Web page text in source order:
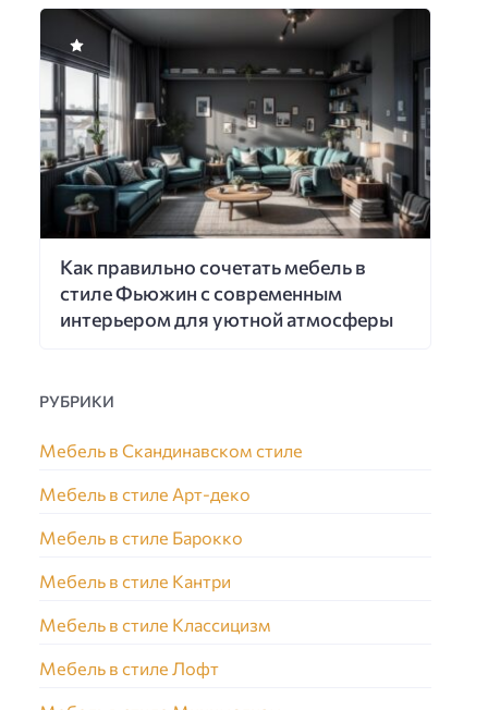
Как правильно сочетать мебель в
стиле Фьюжин с современным
интерьером для уютной атмосферы
РУБРИКИ
Мебель в Скандинавском стиле
Мебель в стиле Арт-деко
Мебель в стиле Барокко
Мебель в стиле Кантри
Мебель в стиле Классицизм
Мебель в стиле Лофт